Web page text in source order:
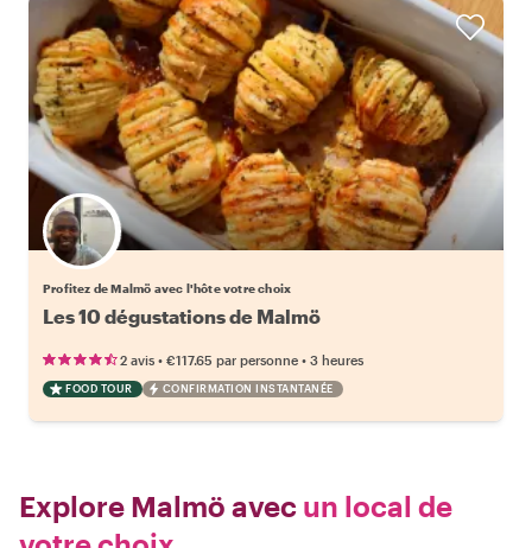
Choisissez votre local favori
Profitez de Malmö avec l'hôte votre choix
Les 10 dégustations de Malmö
2 avis • €117.65 par personne • 3 heures
FOOD TOUR CONFIRMATION INSTANTANÉE
Explore Malmö avec un local de